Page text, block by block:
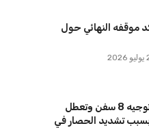
موقفه النهائي حول
سنتكوم تعيد توجيه 8 سفن وتعطل
بسبب تشديد الحصار في